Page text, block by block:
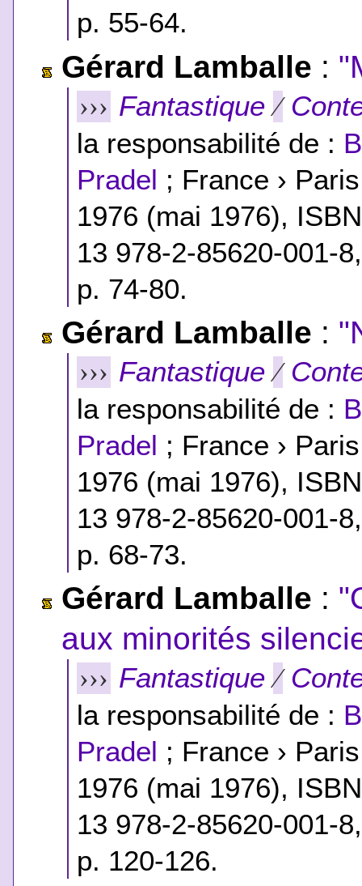
p. 55-64.
Gérard Lamballe :
››› Fantastique ⁄
la responsabilité de :
Pradel ; France ›
1976 (mai 1976),
13 978-2-85620-001-8
p. 74-80.
Gérard Lamballe :
››› Fantastique ⁄
la responsabilité de :
Pradel ; France ›
1976 (mai 1976),
13 978-2-85620-001-8
p. 68-73.
Gérard Lamballe :
aux minorités
››› Fantastique ⁄
la responsabilité de :
Pradel ; France ›
1976 (mai 1976),
13 978-2-85620-001-8
p. 120-126.